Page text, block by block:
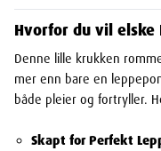
Hvorfor du vil elske
Denne lille krukken
mer enn bare en
både pleier og fortryller.
Skapt for Perfekt